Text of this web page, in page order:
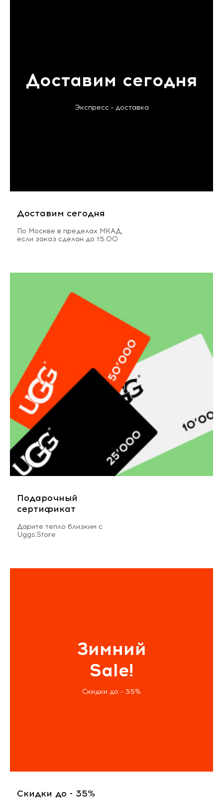
Доставим сегодня
Экспресс - доставка
Доставим сегодня
По Москве в пределах МКАД,
если заказ сделан до 15.00
Подарочный
сертификат
Дарите тепло близким с
Uggs.Store
Зимний
Sale!
Скидки до - 35%
Скидки до - 35%